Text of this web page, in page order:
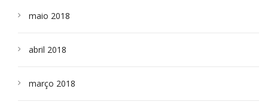
maio 2018
abril 2018
março 2018